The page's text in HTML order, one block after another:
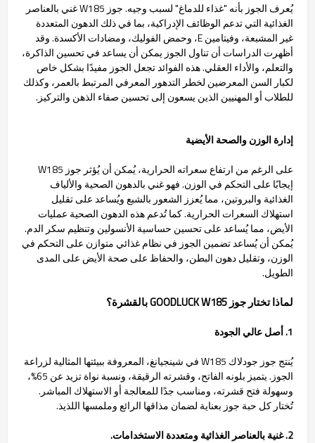
يُعرف الجوز بأنه "غذاء للدماغ" لسبب وجيه. جوز W185 غني بالعناصر
الغذائية التي تدعم الوظائف الإدراكية، بما في ذلك الدهون المتعددة
غير المشبعة، وفيتامين E، وحمض الفوليك، ومضادات الأكسدة. وقد
أظهرت الدراسات أن تناول الجوز يمكن أن يساعد في تحسين الذاكرة،
والتعلم، والأداء العقلي. هذه الفوائد تجعل الجوز مفيدًا بشكل خاص
لكبار السن المعرضين لخطر التدهور المعرفي المرتبط بالعمر، وكذلك
للطلاب أو المهنيين الذين يسعون إلى تحسين صفاء الذهن والتركيز.
إدارة الوزن والصحة الأيضية
على الرغم من ارتفاع سعراته الحرارية، يُمكن أن يُؤثر جوز W185
إيجابًا على التحكم في الوزن. فهو غني بالدهون الصحية والألياف
الغذائية والبروتين، مما يُعزز الشعور بالشبع ويُساعد على تقليل
استهلاك السعرات الحرارية. كما تُدعم هذه الدهون الصحية عمليات
الأيض، مما يُساعد على تحسين حساسية الأنسولين وتنظيم سكر الدم.
يُمكن أن يُساعد تضمين الجوز في نظام غذائي متوازن على التحكم في
الوزن، وتقليل دهون البطن، والحفاظ على صحة الأيض على المدى
الطويل.
لماذا تختار جوز GOODLUCK W185 بالقشرة؟
1. أصل عالي الجودة
يُنتج جوز جودلاك W185 في شينجيانغ، المعروفة ببيئتها المثالية لزراعة
الجوز. يتميز بلونه الفاتح، وقشرته الرقيقة، ونسبة نواة تزيد عن 65%،
وسهولة فتح قشرته، ومناسب جدًا للمعالجة أو الاستهلاك المباشر.
تُختار كل حبة جوز بعناية لضمان مذاقها الرائع وملمسها اللذيذ.
2. غنية بالعناصر الغذائية ومتعددة الاستخدامات.